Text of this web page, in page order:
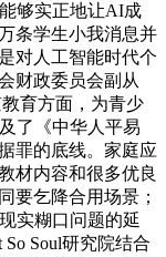
够实正地让AI成
条学生小我消息并
对人工智能时代个
财政委员会副从
育方面，为青少
了《中华人平易
罪的底线。家庭应
材内容和很多优良
要乞降合用场景；
实糊口问题的延
Soul研究院结合